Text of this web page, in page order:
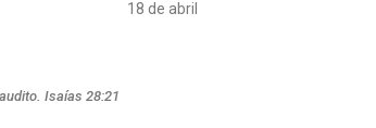
18 de abril
Isaías 28:21